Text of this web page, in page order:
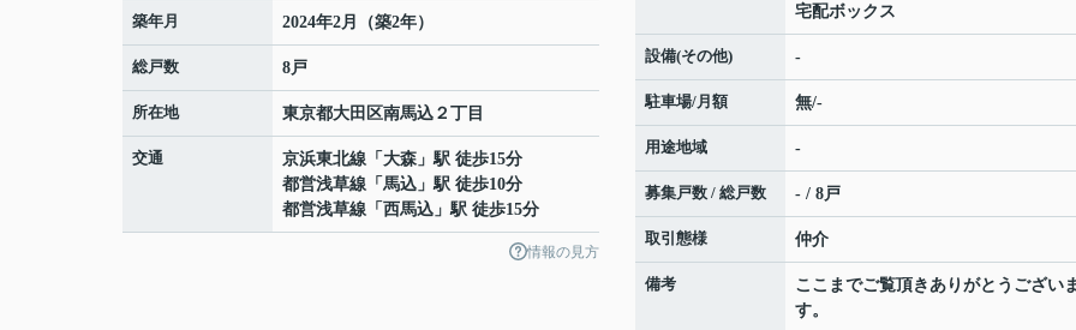
築年月 2024年2月（築2年）
総戸数 8戸
所在地 東京都大田区南馬込 ２丁目
交通 京浜東北線 「 大森 」駅 徒歩15分
都営浅草線 「 馬込 」駅 徒歩10分
都営浅草線 「 西馬込 」駅 徒歩15分
情報の見方
宅配ボックス
設備(その他) -
駐車場/月額 無/-
用途地域 -
募集戸数 / 総戸数 - / 8戸
取引態様 仲介
備考
ここまでご覧頂きありがとうござい
す。